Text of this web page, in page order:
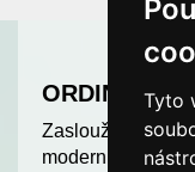
Tyto
ORDINACE
Zasloužíte si
moderní ordinace